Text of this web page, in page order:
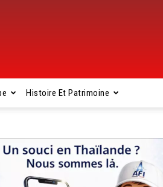
Histoire Et Patrimoine